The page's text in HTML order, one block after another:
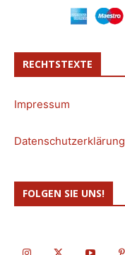
RECHTSTEXTE
Impressum
Datenschutzerklärung
FOLGEN SIE UNS!